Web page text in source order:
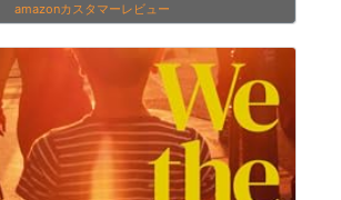
amazonカスタマーレビュー